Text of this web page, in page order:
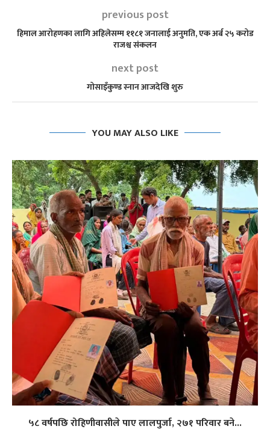
previous post
हिमाल आरोहणका लागि अहिलेसम्म ११८१ जनालाई अनुमति, एक अर्ब २५ करोड
राजश्व संकलन
next post
गोसाइँकुण्ड स्नान आजदेखि शुरु
YOU MAY ALSO LIKE
५८ वर्षपछि रोहिणीवासीले पाए लालपुर्जा, २७१ परिवार बने...